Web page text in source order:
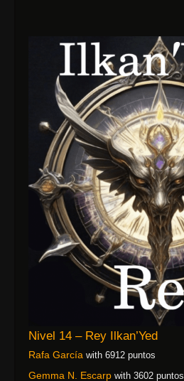
Nivel 14 – Rey Ilkan’Yed
Rafa García with 6912 puntos
Gemma N. Escarp with 3602 puntos